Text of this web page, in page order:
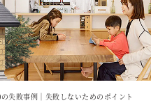
失敗事例｜失敗しないためのポイントも